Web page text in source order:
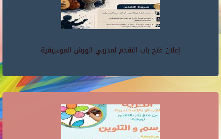
إعلان فتح باب التقدم لمدربي الورش الموسيقية